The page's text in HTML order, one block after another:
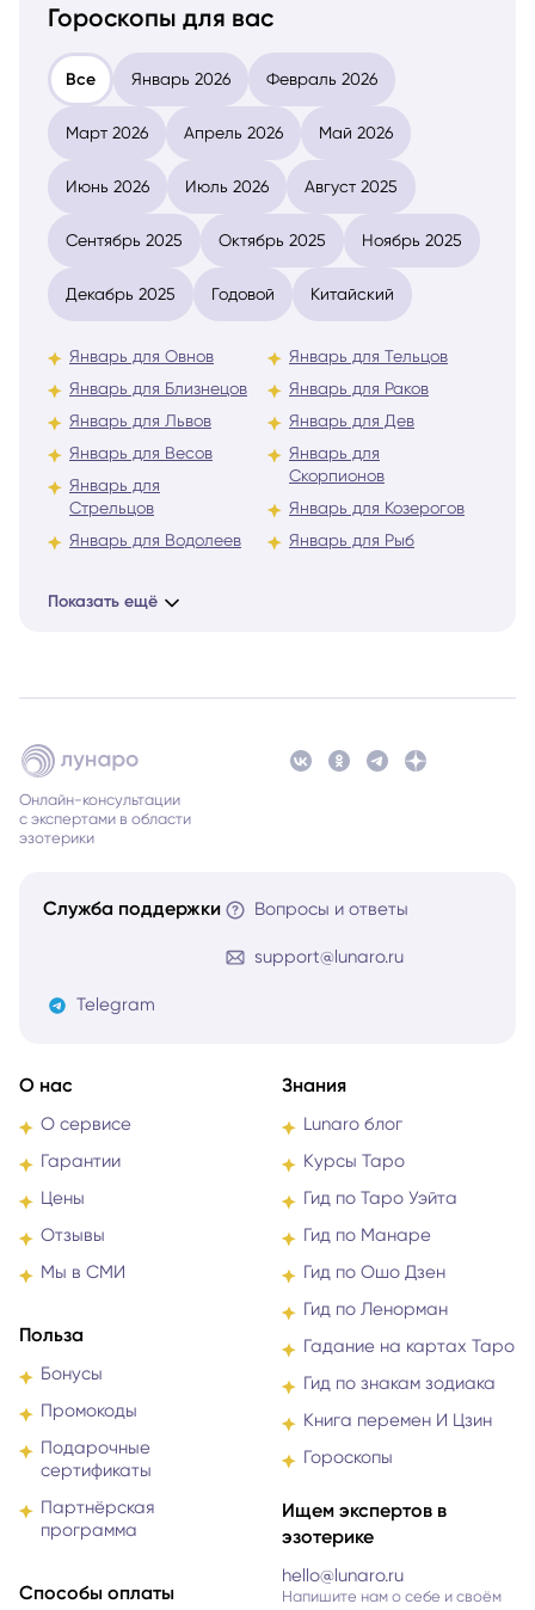
Гороскопы для вас
Все Январь 2026 Февраль 2026
Март 2026 Апрель 2026 Май 2026
Июнь 2026 Июль 2026 Август 2025
Сентябрь 2025 Октябрь 2025 Ноябрь 2025
Декабрь 2025 Годовой Китайский
Январь для Овнов
Январь для Близнецов
Январь для Львов
Январь для Весов
Январь для
Стрельцов
Январь для Водолеев
Январь для Тельцов
Январь для Раков
Январь для Дев
Январь для
Скорпионов
Январь для Козерогов
Январь для Рыб
Показать ещё
Онлайн-консультации
с экспертами в области
эзотерики
Служба поддержки Вопросы и ответы
support@lunaro.ru
Telegram
О нас
О сервисе
Гарантии
Цены
Отзывы
Мы в СМИ
Польза
Бонусы
Промокоды
Подарочные
сертификаты
Партнёрская
программа
Способы оплаты
Знания
Lunaro блог
Курсы Таро
Гид по Таро Уэйта
Гид по Манаре
Гид по Ошо Дзен
Гид по Ленорман
Гадание на картах Таро
Гид по знакам зодиака
Книга перемен И Цзин
Гороскопы
Ищем экспертов в
эзотерике
hello@lunaro.ru
Напишите нам о себе и своём